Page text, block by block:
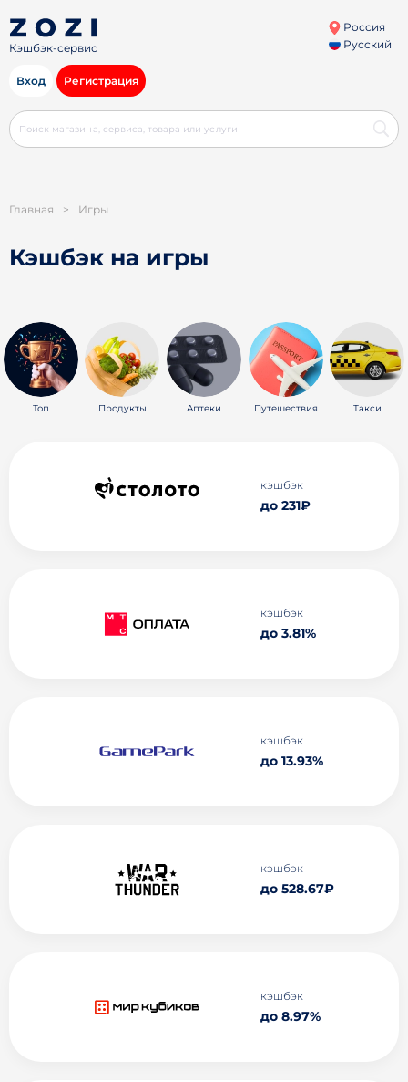
Кэшбэк-сервис
Россия
Русский
Вход Регистрация
Главная > Игры
Кэшбэк на игры
Топ Продукты Аптеки Путешествия Такси
кэшбэк
до 231₽
кэшбэк
до 3.81%
кэшбэк
до 13.93%
кэшбэк
до 528.67₽
кэшбэк
до 8.97%